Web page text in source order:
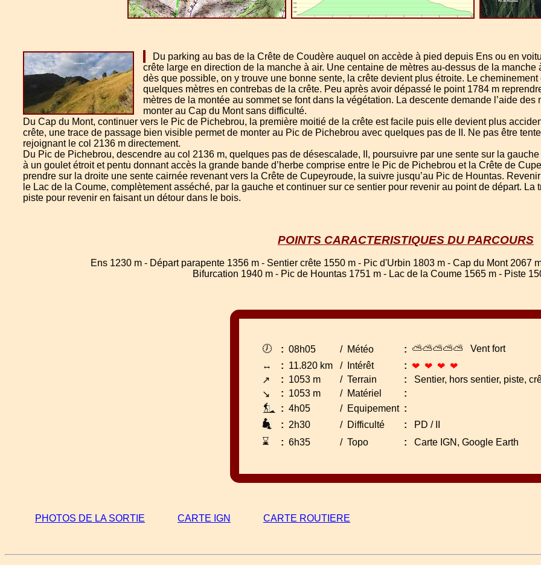
Du parking au bas de la Crête de Coudère auquel on accède à pied depuis Ens ou en
crête large en direction de la manche à air. Une centaine de mètres au-dessus de la
dès que possible, on y trouve une bonne sente, la crête devient plus étroite. Le
quelques mètres en contrebas de la crête. Peu après avoir dépassé le point 1784 m
mètres de la montée au sommet se font dans la végétation. La descente demande l’aide
monter au Cap du Mont sans difficulté.
Du Cap du Mont, continuer vers le Pic de Pichebrou, la première moitié de la crête est facile puis elle devient plus
crête, une trace de passage bien visible permet de monter au Pic de Pichebrou avec quelques pas de II. Ne pas être
rejoignant le col 2136 m directement.
Du Pic de Pichebrou, descendre au col 2136 m, quelques pas de désescalade, II, poursuivre par une sente sur la
à un goulet étroit et pentu donnant accès la grande bande d’herbe comprise entre le Pic de Pichebrou et la Crête de
prendre sur la droite une sente cairnée revenant vers la Crête de Cupeyroude, la suivre jusqu’au Pic de Hountas.
le Lac de la Coume, complètement asséché, par la gauche et continuer sur ce sentier pour revenir au point de départ.
piste pour revenir en faisant un détour dans le bois.
POINTS CARACTERISTIQUES DU PARCOURS
Ens 1230 m - Départ parapente 1356 m - Sentier crête 1550 m - Pic d'Urbin 1803 m - Cap du Mont 2067
Bifurcation 1940 m - Pic de Hountas 1751 m - Lac de la Coume 1565 m - Piste
🕖 : 08h05 / Météo : ⛅⛅⛅⛅⛅ Vent fort
↔
: 11.820 km / Intérêt : ❤ ❤ ❤ ❤
↗
: 1053 m / Terrain :
Sentier, hors sentier, piste,
↘
: 1053 m / Matériel
:
: 4h05 / Equipement :
: 2h30 / Difficulté :
PD / II
⌛
: 6h35 / Topo : Carte IGN, Google Earth
PHOTOS DE LA SORTIE CARTE IGN CARTE ROUTIERE